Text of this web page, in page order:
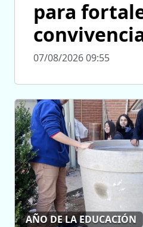
para
07/08/2026 09:55
AÑO DE LA EDUCACIÓN